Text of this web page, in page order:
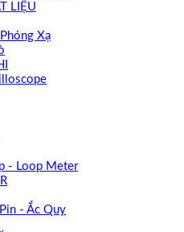
LIỆU
Xạ
- Loop Meter
- Ắc Quy